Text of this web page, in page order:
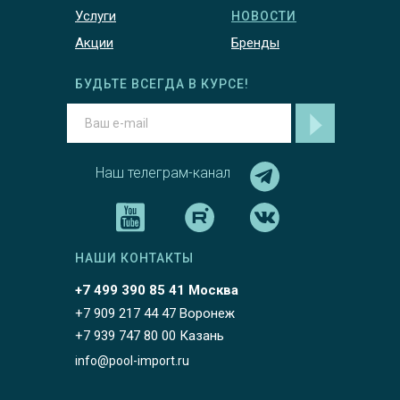
Услуги
Акции
НОВОСТИ
Бренды
Наш телеграм-канал
БУДЬТЕ ВСЕГДА В КУРСЕ!
+7 499 390 85 41 Москва
НАШИ КОНТАКТЫ
+7 909 217 44 47 Воронеж
+7 939 747 80 00 Казань
info@pool-import.ru